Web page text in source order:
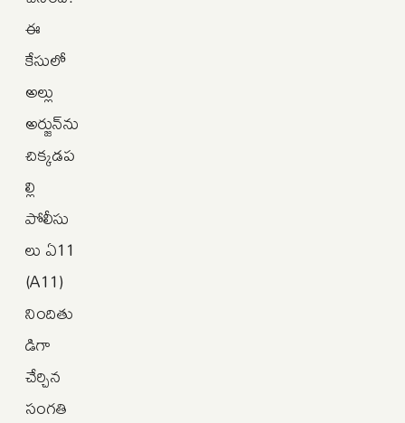
ఈ
కేసులో
అల్లు
అర్జున్‌ను
చిక్కడప
ల్లి
పోలీసు
లు ఏ11
(A11)
నిందితు
డిగా
చేర్చిన
సంగతి